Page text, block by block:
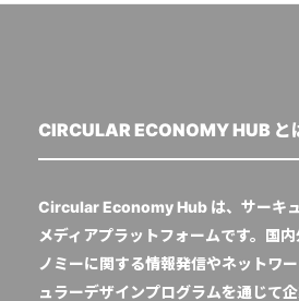
CIRCULAR ECONOMY HUB と
Circular Economy Hub は、サーキ
メディアプラットフォームです。国
ノミーに関する情報発信やネットワ
ュラーデザインプログラムを通じて